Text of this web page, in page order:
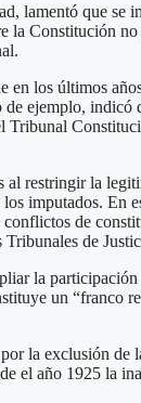
lamentó que
Constitución
en los últimos
ejemplo,
restringir la
imputados.
de
de
la
un “franco
la exclusión de
el año 1925 la